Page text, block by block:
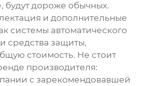
будут дороже обычных.
и дополнительные
системы автоматического
средства защиты,
стоимость. Не стоит
производителя:
с зарекомендовавшей